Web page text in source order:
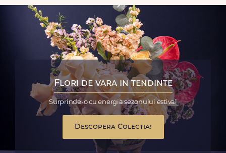
Flori de vara in tendinte
Surprinde-o cu energia sezonului estival
Descopera Colectia!